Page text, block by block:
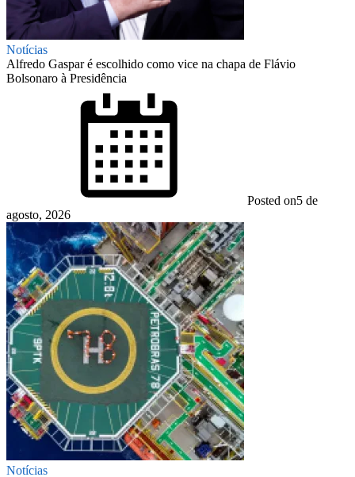
Notícias
Alfredo Gaspar é escolhido como vice na chapa de Flávio
Bolsonaro à Presidência
Posted on5 de
agosto, 2026
Notícias